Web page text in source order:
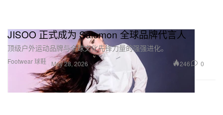
Footwear 球鞋
JISOO 正式成为 Salomon 全球品牌代言人
顶级户外运动品牌与全球文化先锋力量的强强进化。
May 28, 2026 246 0